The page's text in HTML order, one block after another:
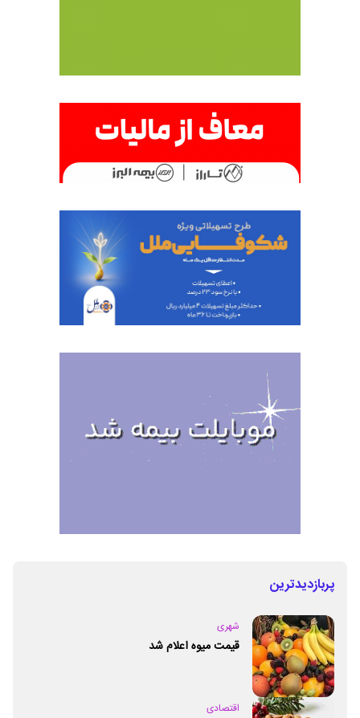
پربازدیدترین
شهری
قیمت میوه اعلام شد
اقتصادی